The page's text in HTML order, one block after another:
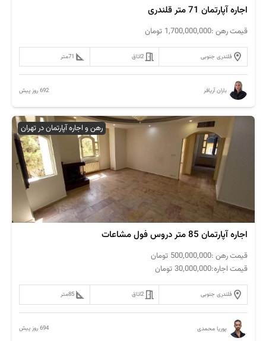
اجاره آپارتمان 71 متر قلندری
قیمت رهن :1,700,000,000 تومان
قلندری جنوبی 2اتاق 71متر
باران آریافر 692 روز پیش
رهن و اجاره آپارتمان در تهران
اجاره آپارتمان 85 متر دروس فول مشاعات
قیمت رهن :500,000,000 تومان
قیمت اجاره:30,000,000 تومان
قلندری جنوبی 2اتاق 85متر
پوریا محمدی 694 روز پیش